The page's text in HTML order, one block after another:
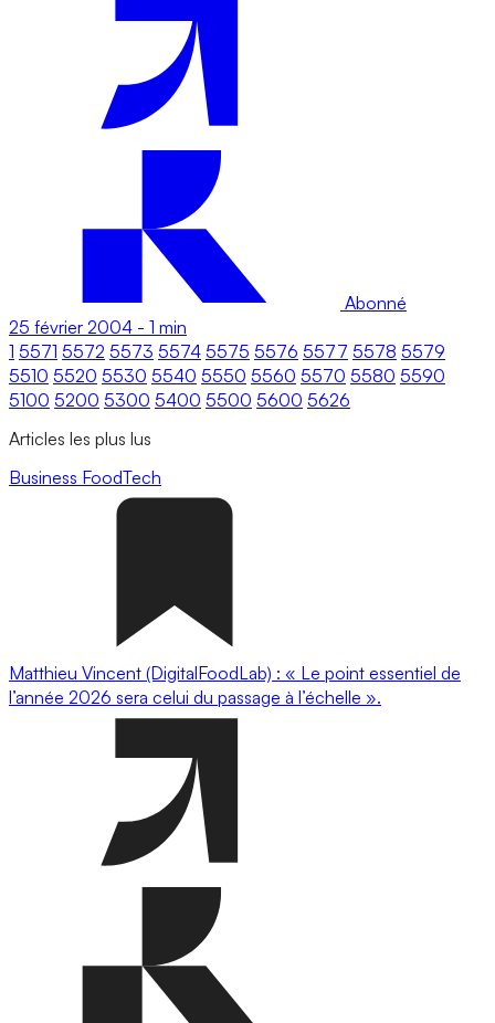
Abonné
25 février 2004 - 1 min
1 5571 5572 5573 5574 5575 5576 5577 5578 5579
5510 5520 5530 5540 5550 5560 5570 5580 5590
5100 5200 5300 5400 5500 5600 5626
Articles les plus lus
Business FoodTech
Matthieu Vincent (DigitalFoodLab) : « Le point essentiel de
l’année 2026 sera celui du passage à l’échelle ».